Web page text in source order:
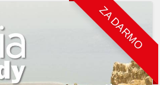
ZA DARMO